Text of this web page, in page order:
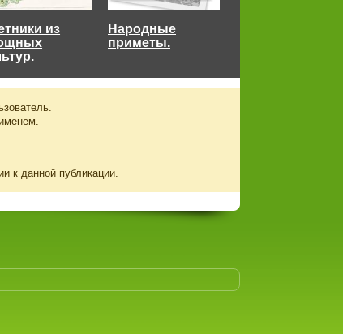
из
Народные
приметы.
к данной публикации.